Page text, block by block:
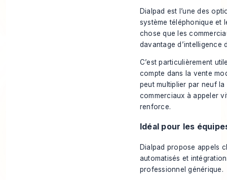
Dialpad est l’une des
système téléphonique et
chose que les
davantage d’intelligence
C’est particulièrement
compte dans la vente
peut multiplier par neuf
commerciaux à appeler
renforce.
Idéal pour les
Dialpad propose appels
automatisés et
professionnel générique.